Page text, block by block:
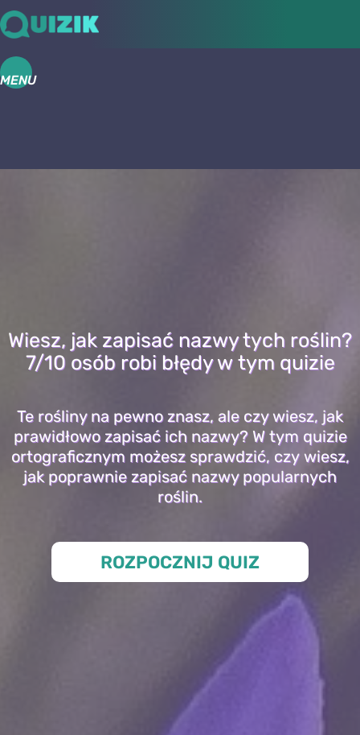
MENU
Wiesz, jak zapisać nazwy tych roślin?
7/10 osób robi błędy w tym quizie
Te rośliny na pewno znasz, ale czy wiesz, jak
prawidłowo zapisać ich nazwy? W tym quizie
ortograficznym możesz sprawdzić, czy wiesz,
jak poprawnie zapisać nazwy popularnych
roślin.
ROZPOCZNIJ QUIZ